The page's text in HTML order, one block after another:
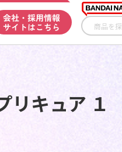
会社・採用情報
サイトはこちら
リキュア １